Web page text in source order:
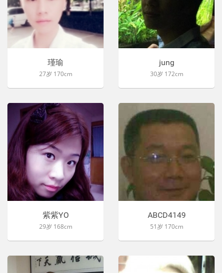
瑾瑜
27岁 170cm
jung
30岁 172cm
紫紫YO
29岁 168cm
ABCD4149
51岁 170cm